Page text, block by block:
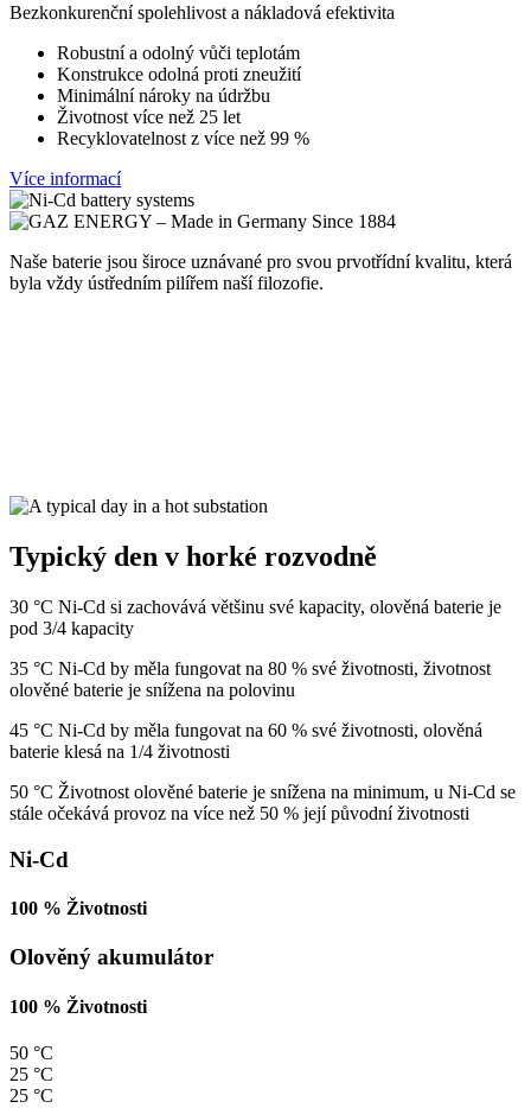
Bezkonkurenční spolehlivost a nákladová efektivita
Robustní a odolný vůči teplotám
Konstrukce odolná proti zneužití
Minimální nároky na údržbu
Životnost více než 25 let
Recyklovatelnost z více než 99 %
Více informací
Naše baterie jsou široce uznávané pro svou prvotřídní kvalitu, která
byla vždy ústředním pilířem naší filozofie.
Typický den v horké rozvodně
30 °C Ni-Cd si zachovává většinu své kapacity, olověná baterie je
pod 3/4 kapacity
35 °C Ni-Cd by měla fungovat na 80 % své životnosti, životnost
olověné baterie je snížena na polovinu
45 °C Ni-Cd by měla fungovat na 60 % své životnosti, olověná
baterie klesá na 1/4 životnosti
50 °C Životnost olověné baterie je snížena na minimum, u Ni-Cd se
stále očekává provoz na více než 50 % její původní životnosti
Ni-Cd
100 % Životnosti
Olověný akumulátor
100 % Životnosti
50 °C
25 °C
25 °C